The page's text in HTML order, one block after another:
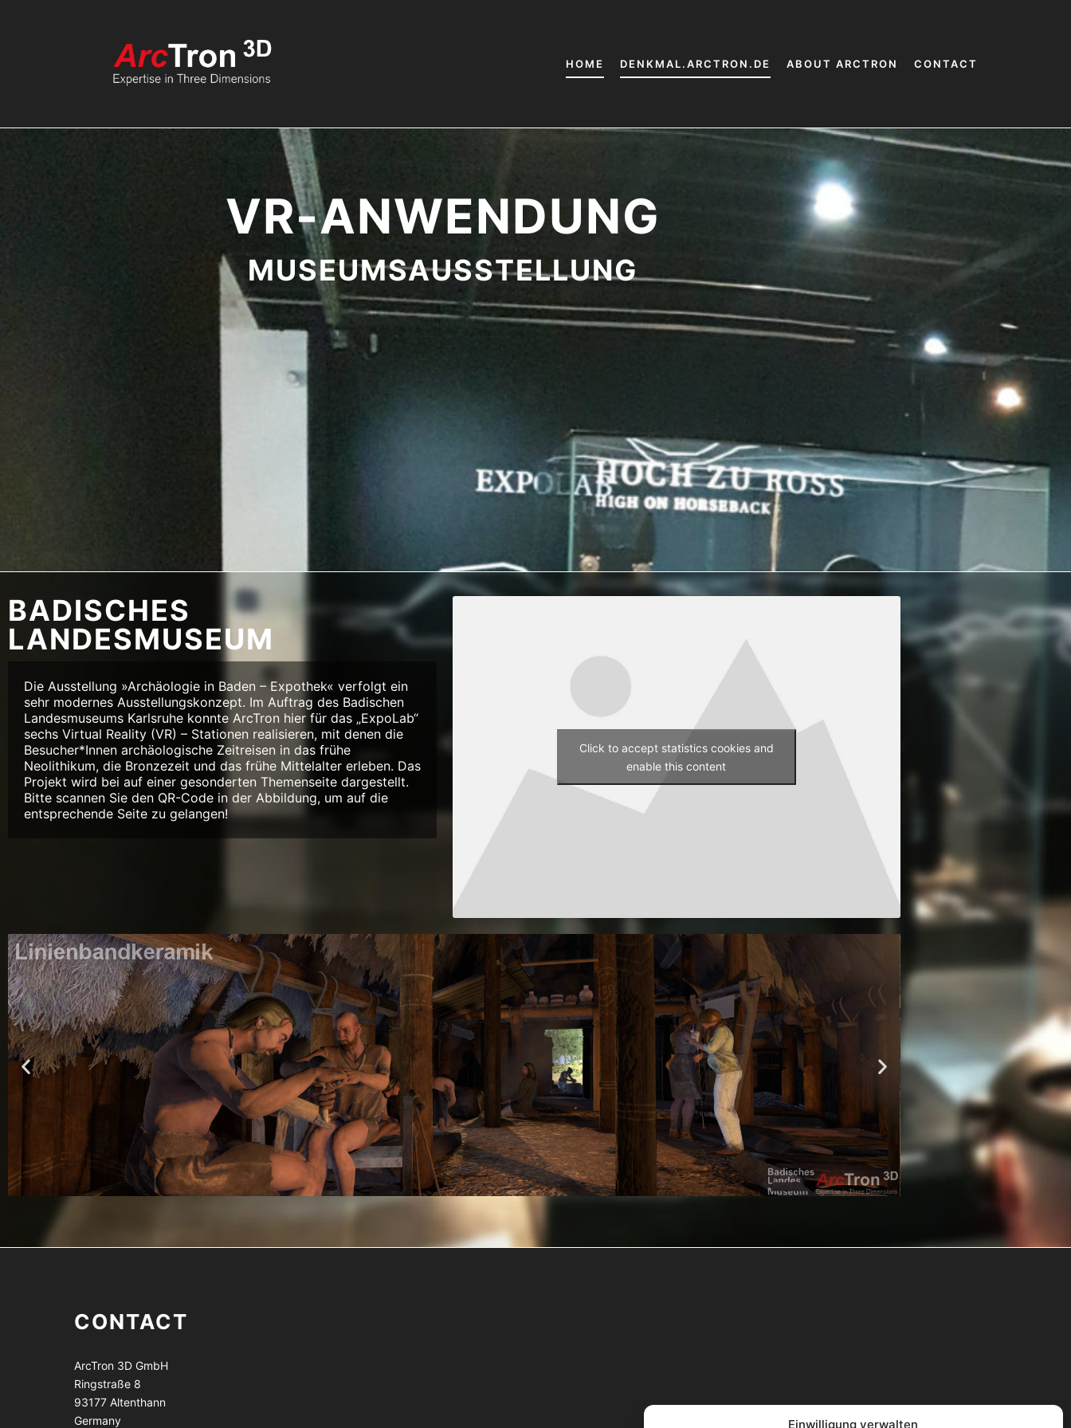
Einwilligung verwalten
HOME DENKMAL.ARCTRON.DE ABOUT ARCTRON CONTACT
VR-ANWENDUNG
MUSEUMSAUSSTELLUNG
BADISCHES
LANDESMUSEUM
Die Ausstellung »Archäologie in Baden – Expothek« verfolgt ein
sehr modernes Ausstellungskonzept. Im Auftrag des Badischen
Landesmuseums Karlsruhe konnte ArcTron hier für das „ExpoLab“
sechs Virtual Reality (VR) – Stationen realisieren, mit denen die
Besucher*Innen archäologische Zeitreisen in das frühe
Neolithikum, die Bronzezeit und das frühe Mittelalter erleben. Das
Projekt wird bei auf einer gesonderten Themenseite dargestellt.
Bitte scannen Sie den QR-Code in der Abbildung, um auf die
entsprechende Seite zu gelangen!
Click to accept statistics cookies and
enable this content
CONTACT
ArcTron 3D GmbH
Ringstraße 8
93177 Altenthann
Germany